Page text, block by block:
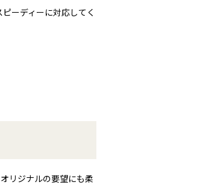
ーディーに対応してく
リジナルの要望にも柔